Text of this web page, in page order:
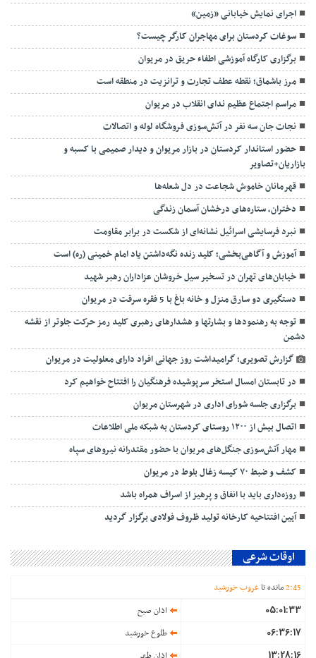
اجرای نمایش خیابانی «زمین»
سوغات کردستان برای مهاجران کارگر چیست؟
برگزاری کارگاه آموزشی اطفاء حریق در مریوان
مرز باشماق؛ نقطه عطف تجارت و ترانزیت در منطقه است
مراسم اجتماع عظیم ندای انقلاب در مریوان
نجات جان سه نفر در آتش‌سوزی فروشگاه لوله و اتصالات
حضور استاندار کردستان در بازار مریوان و دیدار صمیمی با کسبه و
بازاریان+تصاویر
قهرمانان خاموش شجاعت در دل شعله‌ها
دختران، ستاره‌های درخشان آسمان زندگی
نبرد فرسایشی اسرائیل نشانه‌ای از شکست در برابر مقاومت
آموزش و آگاهی‌بخشی؛ کلید زنده نگه‌داشتن یاد امام خمینی (ره) است
خیابان‌های تهران در تسخیر سیل خروشان عزاداران رهبر شهید
دستگیری دو سارق منزل و خانه باغ با 5 فقره سرقت در مریوان
توجه به رهنمودها و بشارتها و هشدارهای رهبری کلید رمز حرکت جلوتر از نقشه
دشمن
گزارش تصویری؛ گرامیداشت روز جهانی افراد دارای معلولیت در مریوان
در تابستان امسال استخر سرپوشیده فرهنگیان را افتتاح خواهیم کرد
برگزاری جلسه شورای اداری در شهرستان مریوان
اتصال بیش از ۱۲۰۰ روستای کردستان به شبکه ملی اطلاعات
مهار آتش‌سوزی جنگل‌های مریوان با حضور مقتدرانه نیروهای سپاه
کشف و ضبط ۷۰ کیسه زغال بلوط در مریوان
روزه‌داری باید با انفاق و پرهیز از اسراف همراه باشد
آیین افتتاحیه کارخانه تولید ظروف فولادی برگزار گردید
اوقات شرعی
2:45 مانده تا غروب خورشید
05:01:33 اذان صبح
06:36:17 طلوع خورشید